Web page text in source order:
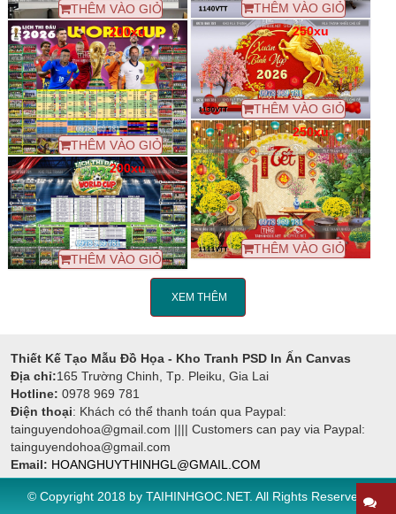
THÊM VÀO GIỎ
200xu
THÊM VÀO GIỎ
200xu
THÊM VÀO GIỎ
THÊM VÀO GIỎ
250xu
THÊM VÀO GIỎ
250xu
THÊM VÀO GIỎ
XEM THÊM
Thiết Kế Tạo Mẫu Đồ Họa - Kho Tranh PSD In Ấn Canvas
Địa chỉ:165 Trường Chinh, Tp. Pleiku, Gia Lai
Hotline: 0978 969 781
Điện thoại: Khách có thể thanh toán qua Paypal:
tainguyendohoa@gmail.com |||| Customers can pay via Paypal:
tainguyendohoa@gmail.com
Email: HOANGHUYTHINHGL@GMAIL.COM
© Copyright 2018 by TAIHINHGOC.NET. All Rights Reserved.